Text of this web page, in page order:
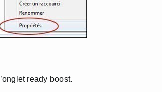
ready boost.